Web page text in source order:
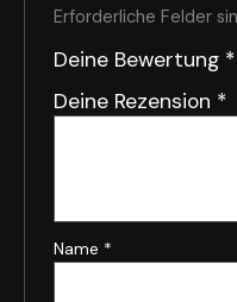
Erforderliche Felder
Deine Bewertung *
Deine Rezension *
Name *